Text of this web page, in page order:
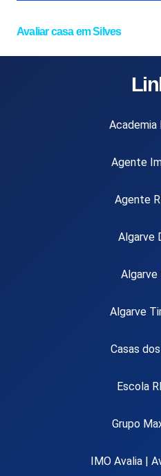
Avaliar casa em Silves
Academia
Agente
Agente
Algarve
Algarve
Algarve
Casas
Escola
Grupo
IMO Avalia |